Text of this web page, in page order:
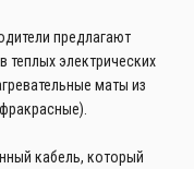
предлагают
теплых электрических
маты из
кабель, который